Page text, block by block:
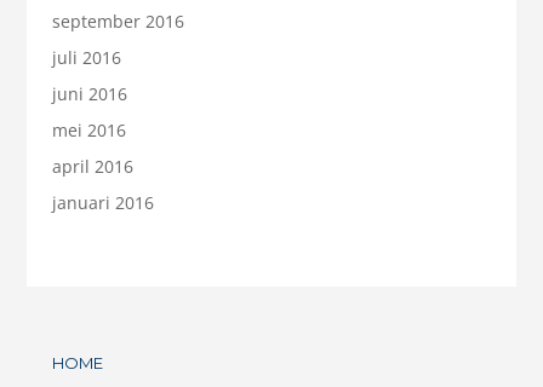
september 2016
juli 2016
juni 2016
mei 2016
april 2016
januari 2016
HOME